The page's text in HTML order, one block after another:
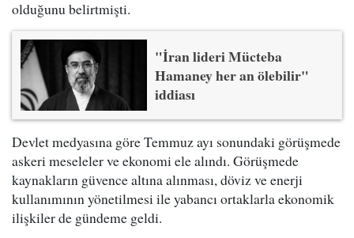
olduğunu belirtmişti.
"İran lideri Mücteba
Hamaney her an ölebilir"
iddiası
Devlet medyasına göre Temmuz ayı sonundaki görüşmede
askeri meseleler ve ekonomi ele alındı. Görüşmede
kaynakların güvence altına alınması, döviz ve enerji
kullanımının yönetilmesi ile yabancı ortaklarla ekonomik
ilişkiler de gündeme geldi.